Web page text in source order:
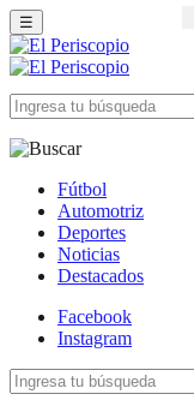
☰
Fútbol
Automotriz
Deportes
Noticias
Destacados
Facebook
Instagram